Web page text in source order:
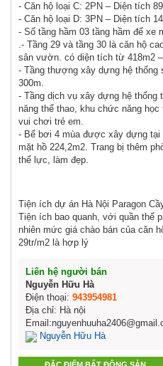
- Căn hộ loại C: 2PN – Diện tích
- Căn hộ loại D: 3PN – Diện tích
- Số tầng hầm 03 tầng hầm để xe
.- Tầng 29 và tầng 30 là căn hộ
sân vườn. có diện tích từ 418m2
- Tầng thượng xây dựng hệ
300m.
- Tầng dịch vụ xây dựng hệ
năng thể thao, khu chức năng
vui chơi trẻ em.
- Bể bơi 4 mùa được xây dựng tại
mặt hồ 224,2m2. Trang bị thêm
thể lực, làm đẹp.
Tiện ích dự án Hà Nội Paragon
Tiện ích bao quanh, với quần thể
nhiên mức giá chào bán của căn
29tr/m2 là hợp lý
Liên hệ người bán
Nguyễn Hữu Hà
Điện thoại: 943954981
Địa chỉ: Hà nội
Nguyễn Hữu Hà